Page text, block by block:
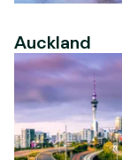
Auckland